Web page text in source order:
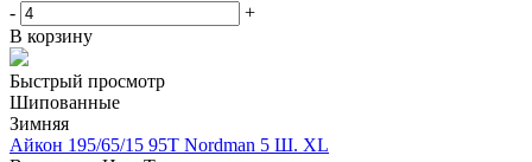
-
+
В корзину
Быстрый просмотр
Шипованные
Зимняя
Айкон 195/65/15 95T Nordman 5 Ш. XL